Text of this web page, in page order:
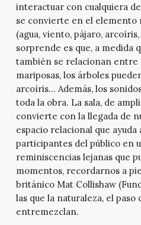
interactuar con cualquiera
se convierte en el elemento
(agua, viento, pájaro,
sorprende es que, a medida
también se relacionan entre
mariposas, los árboles
arcoíris… Además, los
toda la obra. La sala, de
convierte con la llegada de
espacio relacional que
participantes del público en
reminiscencias lejanas que
momentos, recordarnos a
británico Mat Collishaw
las que la naturaleza, el
entremezclan.